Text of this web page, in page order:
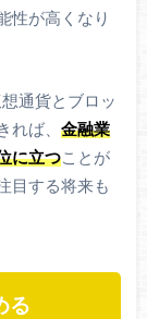
性が高くなり
通貨とブロッ
ば、 金融業
に立つことが
目する将来も
る